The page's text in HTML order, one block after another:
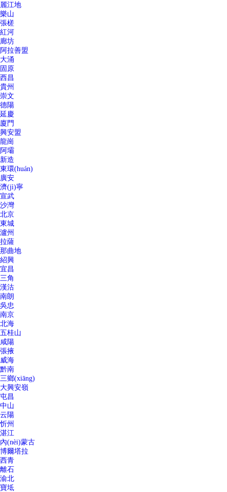
麗江地
樂山
張槎
紅河
廊坊
阿拉善盟
大涌
固原
西昌
貴州
崇文
德陽
延慶
廈門
興安盟
龍崗
阿壩
新造
東環(huán)
廣安
濟(jì)寧
宣武
沙灣
北京
東城
瀘州
拉薩
那曲地
紹興
宜昌
三角
漢沽
南朗
吳忠
南京
北海
五桂山
咸陽
張掖
威海
黔南
三鄉(xiāng)
大興安嶺
屯昌
中山
云陽
忻州
湛江
內(nèi)蒙古
博爾塔拉
西青
離石
渝北
寶坻